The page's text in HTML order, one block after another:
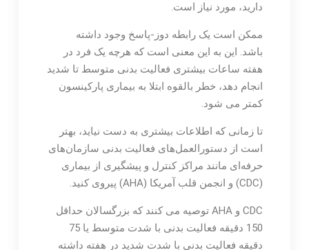
دارید، مورد نیاز است.
ممکن است یک رابطه دوز-پاسخ وجود داشته
باشد. این به این معنی است که هرچه یک فرد در
هفته ساعات بیشتری فعالیت بدنی متوسط ​​تا شدید
انجام دهد، خطر بالقوه ابتلا به بیماری پارکینسون
کمتر می شود.
تا زمانی که اطلاعات بیشتری به دست نیاید، بهتر
است از دستورالعمل‌های فعالیت بدنی سازمان‌های
حرفه‌ای مانند مراکز کنترل و پیشگیری از بیماری
(CDC) و انجمن قلب آمریکا (AHA) پیروی کنید.
CDC و AHA توصیه می کنند که بزرگسالان حداقل
150 دقیقه فعالیت بدنی با شدت متوسط ​​یا 75
دقیقه فعالیت بدنی با شدت شدید در هفته داشته